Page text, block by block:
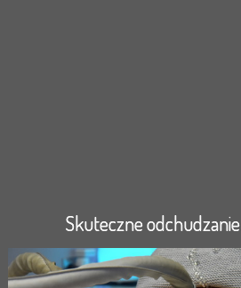
Skuteczne